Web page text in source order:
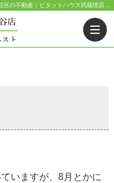
いますが、8月とかに